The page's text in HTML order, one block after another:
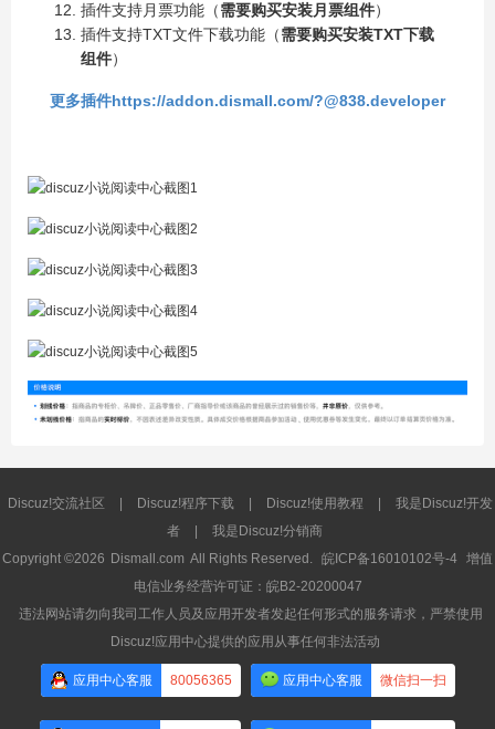
插件支持月票功能（需要购买安装月票组件）
插件支持TXT文件下载功能（需要购买安装TXT下载
组件）
更多插件https://addon.dismall.com/?@838.developer
Discuz!交流社区 | Discuz!程序下载 | Discuz!使用教程 |
我是Discuz!开发
者
|
我是Discuz!分销商
Copyright ©2026 Dismall.com All Rights Reserved. 皖ICP备16010102号-4 增值
电信业务经营许可证：皖B2-20200047
违法网站请勿向我司工作人员及应用开发者发起任何形式的服务请求，严禁使用
Discuz!应用中心提供的应用从事任何非法活动
应用中心客服 80056365 应用中心客服 微信扫一扫